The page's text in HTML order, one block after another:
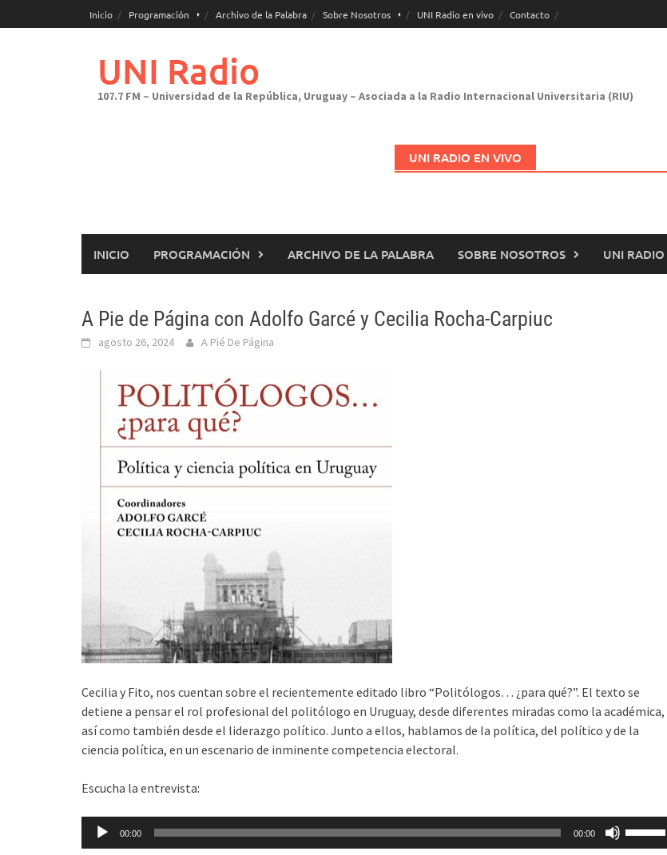
al
Inicio Programación Archivo de la Palabra Sobre Nosotros UNI Radio en vivo Contacto
UNI Radio
107.7 FM – Universidad de la República, Uruguay – Asociada a la Radio Internacional Universitaria (RIU)
UNI RADIO EN VIVO
INICIO PROGRAMACIÓN ARCHIVO DE LA PALABRA SOBRE NOSOTROS UNI
A Pie de Página con Adolfo Garcé y Cecilia Rocha-Carpiuc
agosto 26, 2024 A Pié De Página
Cecilia y Fito, nos cuentan sobre el recientemente editado libro “Politólogos… ¿para qué?”. El texto se
detiene a pensar el rol profesional del politólogo en Uruguay, desde diferentes miradas como la académica,
así como también desde el liderazgo político. Junto a ellos, hablamos de la política, del político y de la
ciencia política, en un escenario de inminente competencia electoral.
Escucha la entrevista:
Reproductor
de
00:00 00:00